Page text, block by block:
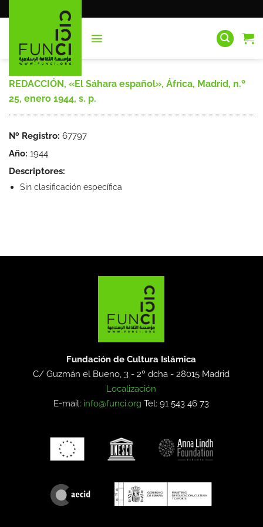
al
REDACCIÓN, «El Sáhara español», África, Madrid, n.º
25, enero 1944, s. p.
Nº Registro: 67797
Año: 1944
Descriptores:
Sin clasificación específica
Fundación de Cultura Islámica
C/ Guzmán el Bueno, 3 - 2º dcha -28015 Madrid
Localización
E-mail: info@funci.org Tel: 91 543 46 73